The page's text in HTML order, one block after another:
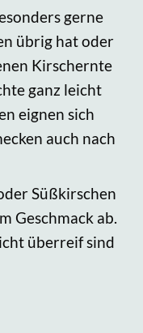
gerne
übrig hat oder
Kirschernte
ganz leicht
eignen sich
auch nach
Süßkirschen
Geschmack ab.
überreif sind